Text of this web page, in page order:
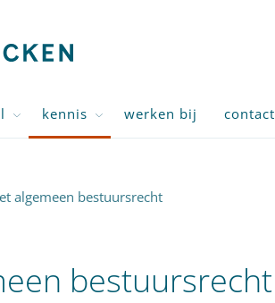
kennis werken bij contact
algemeen bestuursrecht
bestuursrecht